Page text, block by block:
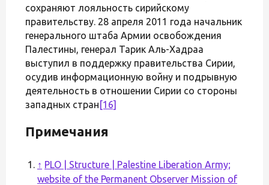
сохраняют лояльность сирийскому
правительству. 28 апреля 2011 года начальник
генерального штаба Армии освобождения
Палестины, генерал Тарик Аль-Хадраа
выступил в поддержку правительства Сирии,
осудив информационную войну и подрывную
деятельность в отношении Сирии со стороны
западных стран [16]
Примечания
↑ PLO | Structure | Palestine Liberation Army;
website of the Permanent Observer Mission of